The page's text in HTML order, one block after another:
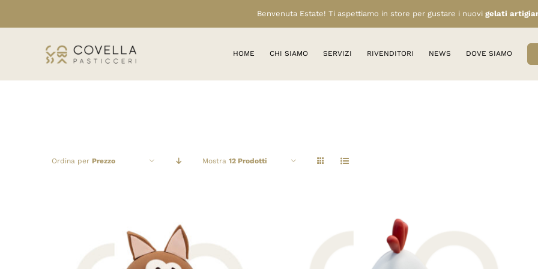
Benvenuta Estate! Ti aspettiamo in store per gustare i nuovi gelati
HOME CHI SIAMO SERVIZI RIVENDITORI NEWS DOVE SIAMO
Ordina per Prezzo Mostra 12 Prodotti